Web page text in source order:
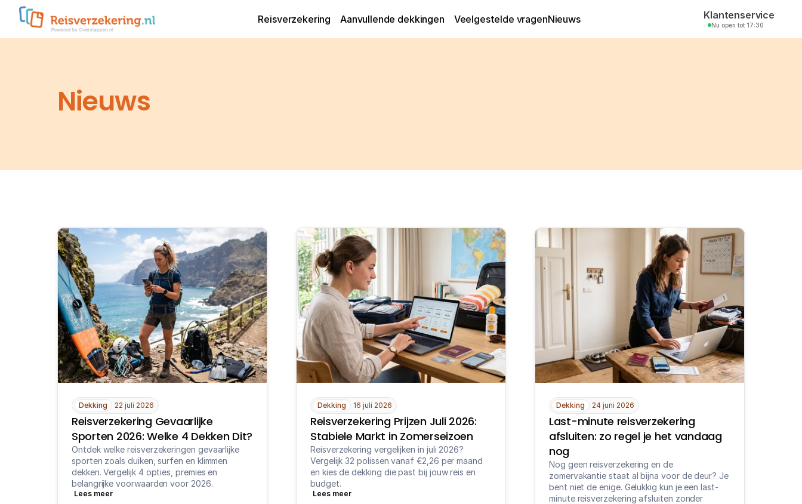
Nieuws
Reisverzekering Aanvullende dekkingen Veelgestelde vragenNieuws Klantenservice
Nu open tot 17:30
Dekking 22 juli 2026
Reisverzekering Gevaarlijke
Sporten 2026: Welke 4 Dekken Dit?
Ontdek welke reisverzekeringen gevaarlijke
sporten zoals duiken, surfen en klimmen
dekken. Vergelijk 4 opties, premies en
belangrijke voorwaarden voor 2026.
Lees meer
Dekking 16 juli 2026
Reisverzekering Prijzen Juli 2026:
Stabiele Markt in Zomerseizoen
Reisverzekering vergelijken in juli 2026?
Vergelijk 32 polissen vanaf €2,26 per maand
en kies de dekking die past bij jouw reis en
budget.
Lees meer
Dekking 24 juni 2026
Last-minute reisverzekering
afsluiten: zo regel je het vandaag
nog
Nog geen reisverzekering en de
zomervakantie staat al bijna voor de deur? Je
bent niet de enige. Gelukkig kun je een last-
minute reisverzekering afsluiten zonder